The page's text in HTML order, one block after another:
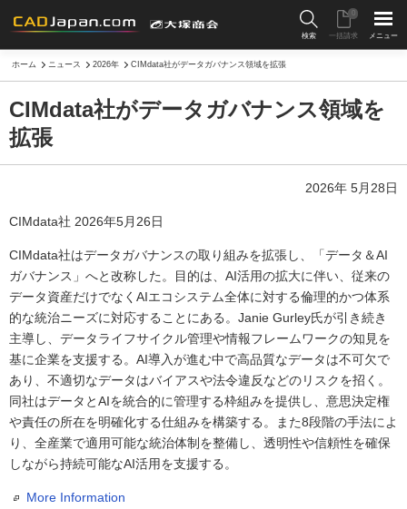
検索 一括請求
0
メニュー
ホーム ニュース 2026年 CIMdata社がデータガバナンス領域を拡張
CIMdata社がデータガバナンス領域を
拡張
2026年 5月28日
CIMdata社 2026年5月26日
CIMdata社はデータガバナンスの取り組みを拡張し、「データ＆AI
ガバナンス」へと改称した。目的は、AI活用の拡大に伴い、従来の
データ資産だけでなくAIエコシステム全体に対する倫理的かつ体系
的な統治ニーズに対応することにある。Janie Gurley氏が引き続き
主導し、データライフサイクル管理や情報フレームワークの知見を
基に企業を支援する。AI導入が進む中で高品質なデータは不可欠で
あり、不適切なデータはバイアスや法令違反などのリスクを招く。
同社はデータとAIを統合的に管理する枠組みを提供し、意思決定権
や責任の所在を明確化する仕組みを構築する。また8段階の手法によ
り、全産業で適用可能な統治体制を整備し、透明性や信頼性を確保
しながら持続可能なAI活用を支援する。
More Information